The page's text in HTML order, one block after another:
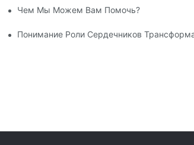
Чем Мы Можем Вам Помочь?
И Высоко Оценили Обрабатывающий
Понимание Роли Сердечников